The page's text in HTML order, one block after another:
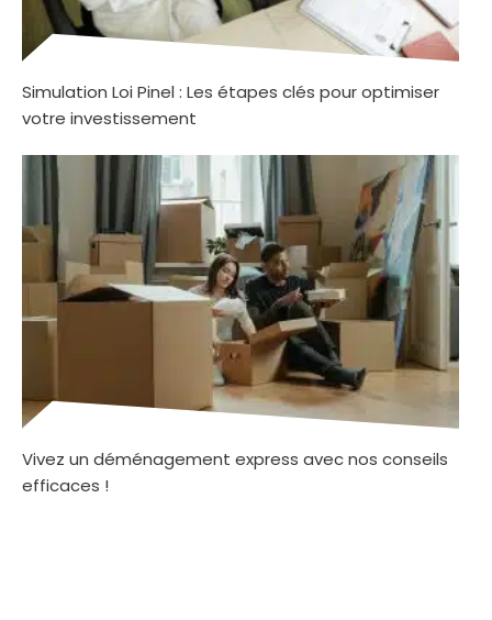
Simulation Loi Pinel : Les étapes clés pour optimiser
votre investissement
Vivez un déménagement express avec nos conseils
efficaces !